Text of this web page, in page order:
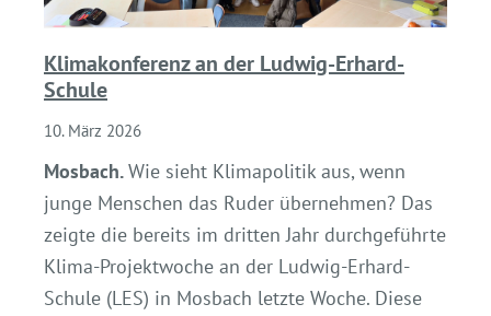
Klimakonferenz an der Ludwig-Erhard-
Schule
10. März 2026
Mosbach.Wie sieht Klimapolitik aus, wenn
junge Menschen das Ruder übernehmen? Das
zeigte die bereits im dritten Jahr durchgeführte
Klima-Projektwoche an der Ludwig-Erhard-
Schule (LES) in Mosbach letzte Woche. Diese